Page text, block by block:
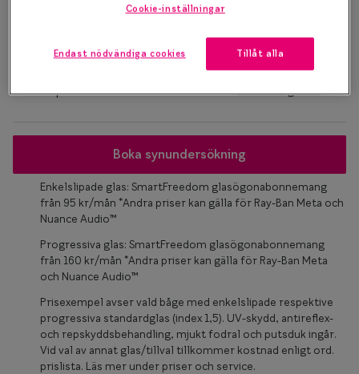
Trender
120-126 mm
Osäker på vilken storlek du har? Se vår Storleksguide
Boka synundersökning
Enkelslipade glas: SmartFreedom glasögonabonnemang
från 95 kr/mån *Andra priser kan gälla för Ray-Ban Meta och
Nuance Audio™
Progressiva glas: SmartFreedom glasögonabonnemang
från 160 kr/mån *Andra priser kan gälla för Ray-Ban Meta
och Nuance Audio™
Prisexempel avser vald båge med enkelslipade respektive
progressiva standardglas (index 1,5). UV-skydd, antireflex-
och repskyddsbehandling, mjukt fodral och putsduk ingår.
Vid val av annat glas/tillval tillkommer kostnad enligt ord.
prislista. Läs mer under priser och service.
Cookie-inställningar
Endast nödvändiga cookies Tillåt alla